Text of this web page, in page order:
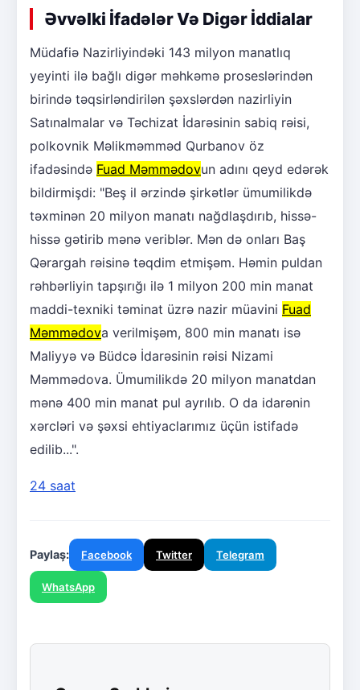
Əvvəlki İfadələr Və Digər İddialar
Müdafiə Nazirliyindəki 143 milyon manatlıq
yeyinti ilə bağlı digər məhkəmə proseslərindən
birində təqsirləndirilən şəxslərdən nazirliyin
Satınalmalar və Təchizat İdarəsinin sabiq rəisi,
polkovnik Məlikməmməd Qurbanov öz
ifadəsində Fuad Məmmədovun adını qeyd edərək
bildirmişdi: "Beş il ərzində şirkətlər ümumilikdə
təxminən 20 milyon manatı nağdlaşdırıb, hissə-
hissə gətirib mənə veriblər. Mən də onları Baş
Qərargah rəisinə təqdim etmişəm. Həmin puldan
rəhbərliyin tapşırığı ilə 1 milyon 200 min manat
maddi-texniki təminat üzrə nazir müavini Fuad
Məmmədova verilmişəm, 800 min manatı isə
Maliyyə və Büdcə İdarəsinin rəisi Nizami
Məmmədova. Ümumilikdə 20 milyon manatdan
mənə 400 min manat pul ayrılıb. O da idarənin
xərcləri və şəxsi ehtiyaclarımız üçün istifadə
edilib...".
24 saat
Paylaş: Facebook Twitter Telegram
WhatsApp